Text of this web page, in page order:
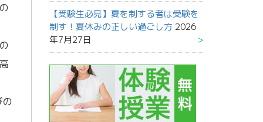
の
【受験生必見】夏を制する者は受験を
制す！夏休みの正しい過ごし方 2026
年7月27日